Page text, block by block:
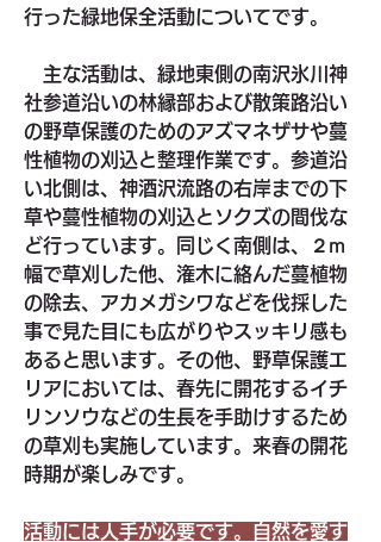
行った緑地保全活動についてです。
主な活動は、緑地東側の南沢氷川神
社参道沿いの林縁部および散策路沿い
の野草保護のためのアズマネザサや蔓
性植物の刈込と整理作業です。参道沿
い北側は、神酒沢流路の右岸までの下
草や蔓性植物の刈込とソクズの間伐な
ど行っています。同じく南側は、２m
幅で草刈した他、潅木に絡んだ蔓植物
の除去、アカメガシワなどを伐採した
事で見た目にも広がりやスッキリ感も
あると思います。その他、野草保護エ
リアにおいては、春先に開花するイチ
リンソウなどの生長を手助けするため
の草刈も実施しています。来春の開花
時期が楽しみです。
活動には人手が必要です。自然を愛す